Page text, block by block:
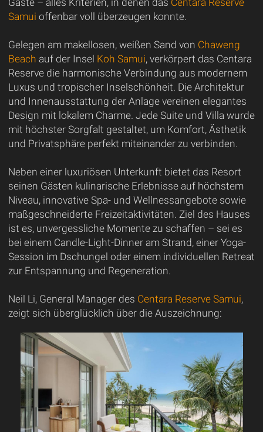
Gäste – alles Kriterien, in denen das Centara Reserve
Samui offenbar voll überzeugen konnte.
Gelegen am makellosen, weißen Sand von Chaweng
Beach auf der Insel Koh Samui, verkörpert das Centara
Reserve die harmonische Verbindung aus modernem
Luxus und tropischer Inselschönheit. Die Architektur
und Innenausstattung der Anlage vereinen elegantes
Design mit lokalem Charme. Jede Suite und Villa wurde
mit höchster Sorgfalt gestaltet, um Komfort, Ästhetik
und Privatsphäre perfekt miteinander zu verbinden.
Neben einer luxuriösen Unterkunft bietet das Resort
seinen Gästen kulinarische Erlebnisse auf höchstem
Niveau, innovative Spa- und Wellnessangebote sowie
maßgeschneiderte Freizeitaktivitäten. Ziel des Hauses
ist es, unvergessliche Momente zu schaffen – sei es
bei einem Candle-Light-Dinner am Strand, einer Yoga-
Session im Dschungel oder einem individuellen Retreat
zur Entspannung und Regeneration.
Neil Li, General Manager des Centara Reserve Samui,
zeigt sich überglücklich über die Auszeichnung: